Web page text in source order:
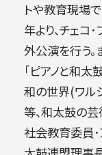
トや教育現場
年より、チェコ
外公演を行う。
「ピアノと和太
和の世界(ワル
等、和太鼓の
社会教育委員